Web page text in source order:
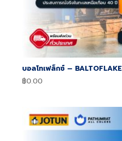
บอลโทเฟล็กซ์ – BALTOFLAKE
฿0.00